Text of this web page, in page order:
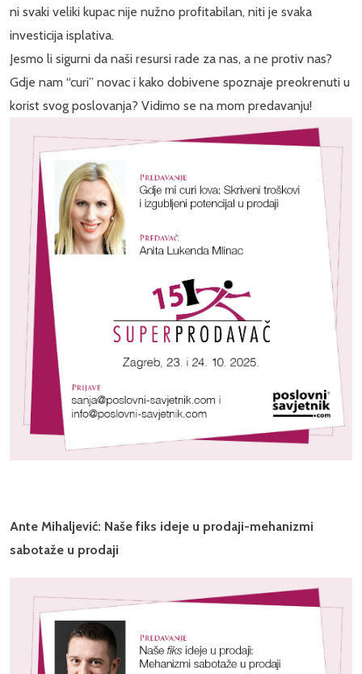
ni svaki veliki kupac nije nužno profitabilan, niti je svaka
investicija isplativa.
Jesmo li sigurni da naši resursi rade za nas, a ne protiv nas?
Gdje nam “curi” novac i kako dobivene spoznaje preokrenuti u
korist svog poslovanja? Vidimo se na mom predavanju!
Ante Mihaljević: Naše fiks ideje u prodaji-mehanizmi
sabotaže u prodaji